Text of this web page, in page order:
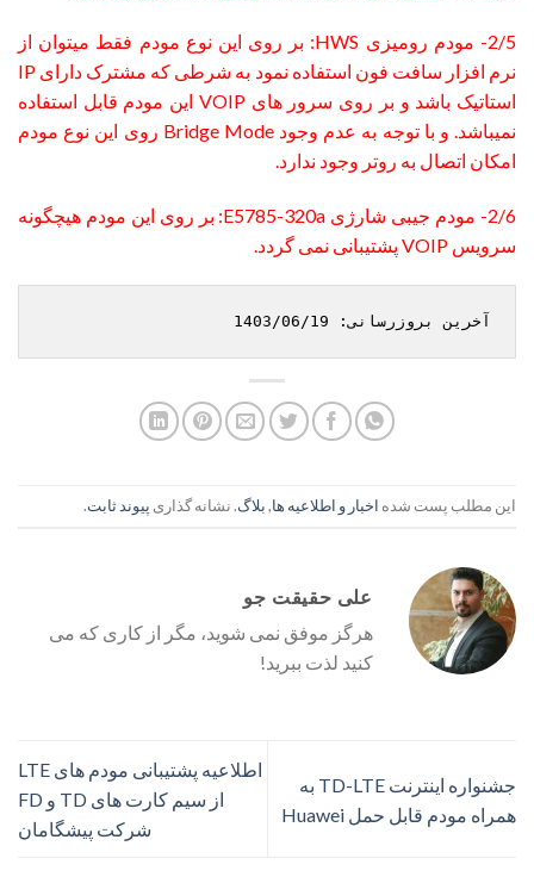
2/5- مودم رومیزی HWS: بر روی این نوع مودم فقط میتوان از
نرم افزار سافت فون استفاده نمود به شرطی که مشترک دارای IP
استاتیک باشد و بر روی سرور های VOIP این مودم قابل استفاده
نمیباشد. و با توجه به عدم وجود Bridge Mode روی این نوع مودم
امکان اتصال به روتر وجود ندارد.
2/6- مودم جیبی شارژی E5785-320a: بر روی این مودم هیچگونه
سرویس VOIP پشتیبانی نمی گردد.
آخرین بروزرسانی: 1403/06/19
این مطلب پست شده اخبار و اطلاعیه ها,بلاگ. نشانه گذاری پیوند ثابت.
علی حقیقت جو
هرگز موفق نمی شوید، مگر از کاری که می
کنید لذت ببرید!
جشنواره اینترنت TD-LTE به
همراه مودم قابل حمل Huawei
اطلاعیه پشتیبانی مودم های LTE
از سیم کارت های TD و FD
شرکت پیشگامان